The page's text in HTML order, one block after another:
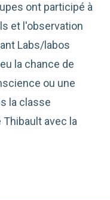
ont participé à
et l'observation
Labs/labos
la chance de
ou une
la classe
avec la